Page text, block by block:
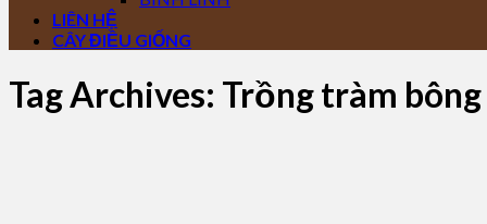
LIÊN HỆ
CÂY ĐIỀU GIỐNG
Tag Archives: Trồng tràm